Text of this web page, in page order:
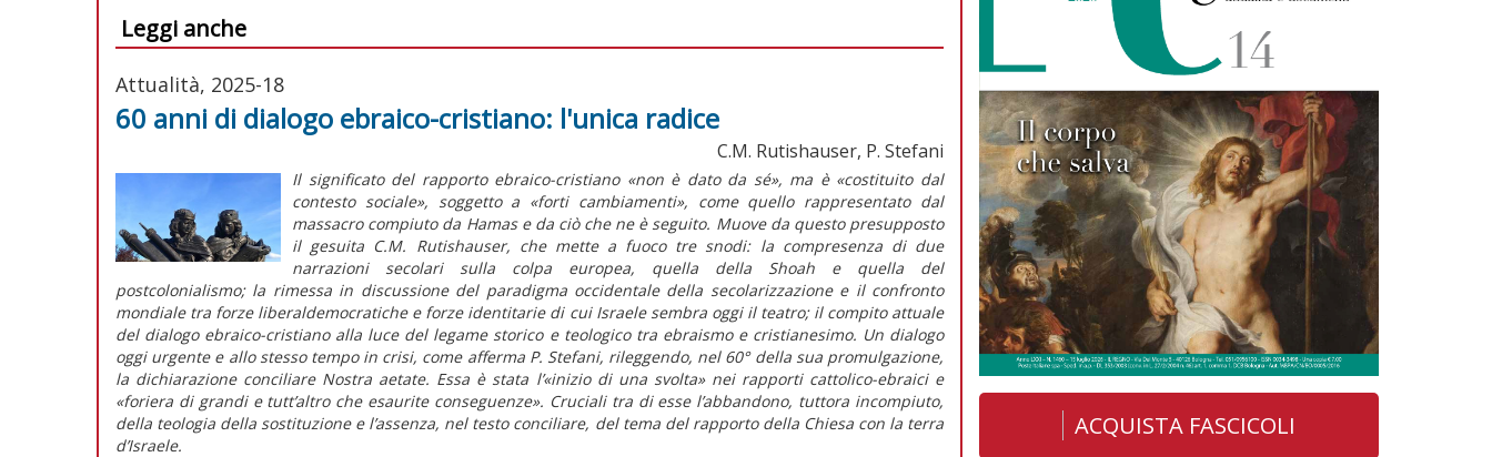
Leggi anche
Attualità, 2025-18
60 anni di dialogo ebraico-cristiano: l'unica radice
C.M. Rutishauser, P. Stefani
Il significato del rapporto ebraico-cristiano «non è dato da sé», ma è «costituito dal
contesto sociale», soggetto a «forti cambiamenti», come quello rappresentato dal
massacro compiuto da Hamas e da ciò che ne è seguito. Muove da questo presupposto
il gesuita C.M. Rutishauser, che mette a fuoco tre snodi: la compresenza di due
narrazioni secolari sulla colpa europea, quella della Shoah e quella del
postcolonialismo; la rimessa in discussione del paradigma occidentale della secolarizzazione e il confronto
mondiale tra forze liberaldemocratiche e forze identitarie di cui Israele sembra oggi il teatro; il compito attuale
del dialogo ebraico-cristiano alla luce del legame storico e teologico tra ebraismo e cristianesimo. Un dialogo
oggi urgente e allo stesso tempo in crisi, come afferma P. Stefani, rileggendo, nel 60° della sua promulgazione,
la dichiarazione conciliare Nostra aetate. Essa è stata l’«inizio di una svolta» nei rapporti cattolico-ebraici e
«foriera di grandi e tutt’altro che esaurite conseguenze». Cruciali tra di esse l’abbandono, tuttora incompiuto,
della teologia della sostituzione e l’assenza, nel testo conciliare, del tema del rapporto della Chiesa con la terra
d’Israele.
ACQUISTA FASCICOLI